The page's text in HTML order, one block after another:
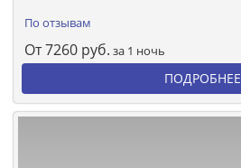
По отзывам
От7260 руб. за 1 ночь
ПОДРОБНЕЕ